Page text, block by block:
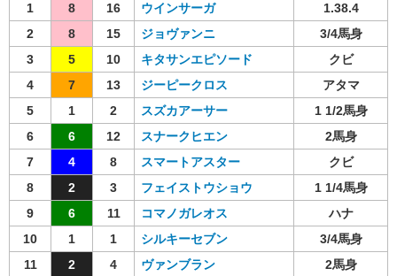
1 8 16 ウインサーガ
1.38.4
2
8 15 ジョヴァンニ
3/4馬身
3
5 10 キタサンエピソード
クビ
4
7 13 ジーピークロス
アタマ
5
1 2 スズカアーサー
1 1/2馬身
6
6 12 スナークヒエン
2馬身
7
4 8 スマートアスター
クビ
8
2 3 フェイストウショウ
1 1/4馬身
9
6 11 コマノガレオス
ハナ
10
1 1 シルキーセブン
3/4馬身
11
2 4 ヴァンブラン
2馬身